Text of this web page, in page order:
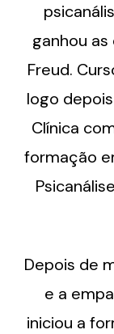
ganhou
Freud.
logo
Clínica
formação
Depois de
e a
iniciou a